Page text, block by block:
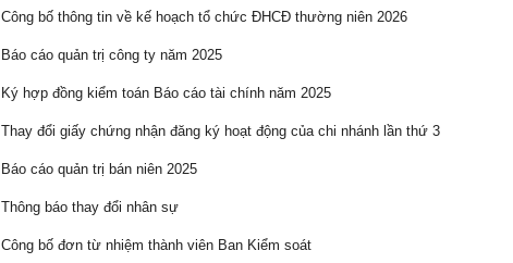
Công bố thông tin về kế hoạch tổ chức ĐHCĐ thường niên 2026
Báo cáo quản trị công ty năm 2025
Ký hợp đồng kiểm toán Báo cáo tài chính năm 2025
Thay đổi giấy chứng nhận đăng ký hoạt động của chi nhánh lần thứ 3
Báo cáo quản trị bán niên 2025
Thông báo thay đổi nhân sự
Công bố đơn từ nhiệm thành viên Ban Kiểm soát